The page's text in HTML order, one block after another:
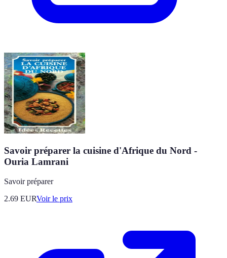
Savoir préparer la cuisine d'Afrique du Nord -
Ouria Lamrani
Savoir préparer
2.69 EURVoir le prix